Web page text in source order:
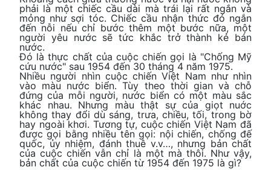
phải là một chiếc cầu dài mà trái lại rất ngắn và
mỏng như sợi tóc. Chiếc cầu nhận thức đó ngắn
đến nỗi nếu chỉ bước thêm một bước nữa, một
người yêu nước sẽ tức khắc trở thành kẻ bán
nước.
Đó là thực chất của cuộc chiến gọi là "Chống Mỹ
cứu nước" sau 1954 đến 30 tháng 4 năm 1975.
Nhiều người nhìn cuộc chiến Việt Nam như nhìn
vào màu nước biển. Tùy theo thời gian và chỗ
đứng của mỗi người, nước biển có một màu sắc
khác nhau. Nhưng màu thật sự của giọt nuớc
không thay đổi dù sáng, trưa, chiều, tối, trong bờ
hay ngoài khơi. Tương tự, cuộc chiến Việt Nam đã
được gọi bằng nhiều tên gọi: nội chiến, chống đế
quốc, ủy nhiệm, đánh thuê v.v…, nhưng bản chất
của cuộc chiến vẫn chỉ là một mà thôi. Như vậy,
bản chất của cuộc chiến từ 1954 đến 1975 là gì?